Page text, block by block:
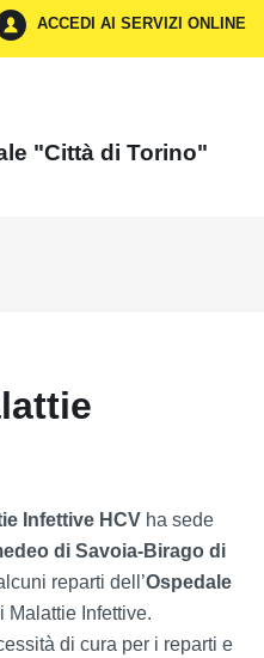
ACCEDI AI SERVIZI ONLINE
"Città di Torino"
Infettive HCV ha sede
di Savoia-Birago di
reparti dell’Ospedale
Malattie Infettive.
di cura per i reparti e